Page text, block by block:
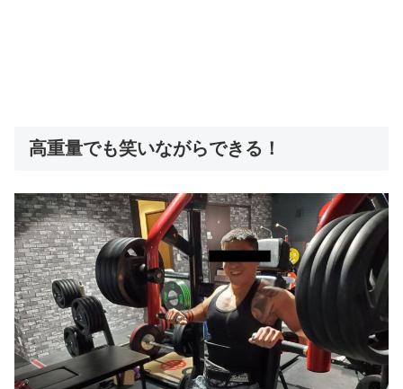
高重量でも笑いながらできる！